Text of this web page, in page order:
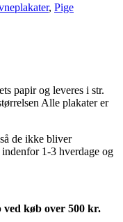
, Pige
papir og leveres i str.
Alle plakater er
de ikke bliver
1-3 hverdage og
køb over 500 kr.